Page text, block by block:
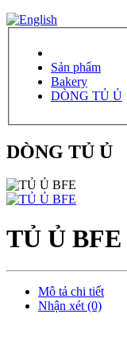
Sản phẩm
Bakery
DÒNG TỦ Ủ
DÒNG TỦ Ủ
TỦ Ủ BFE
Mô tả chi tiết
Nhận xét (0)